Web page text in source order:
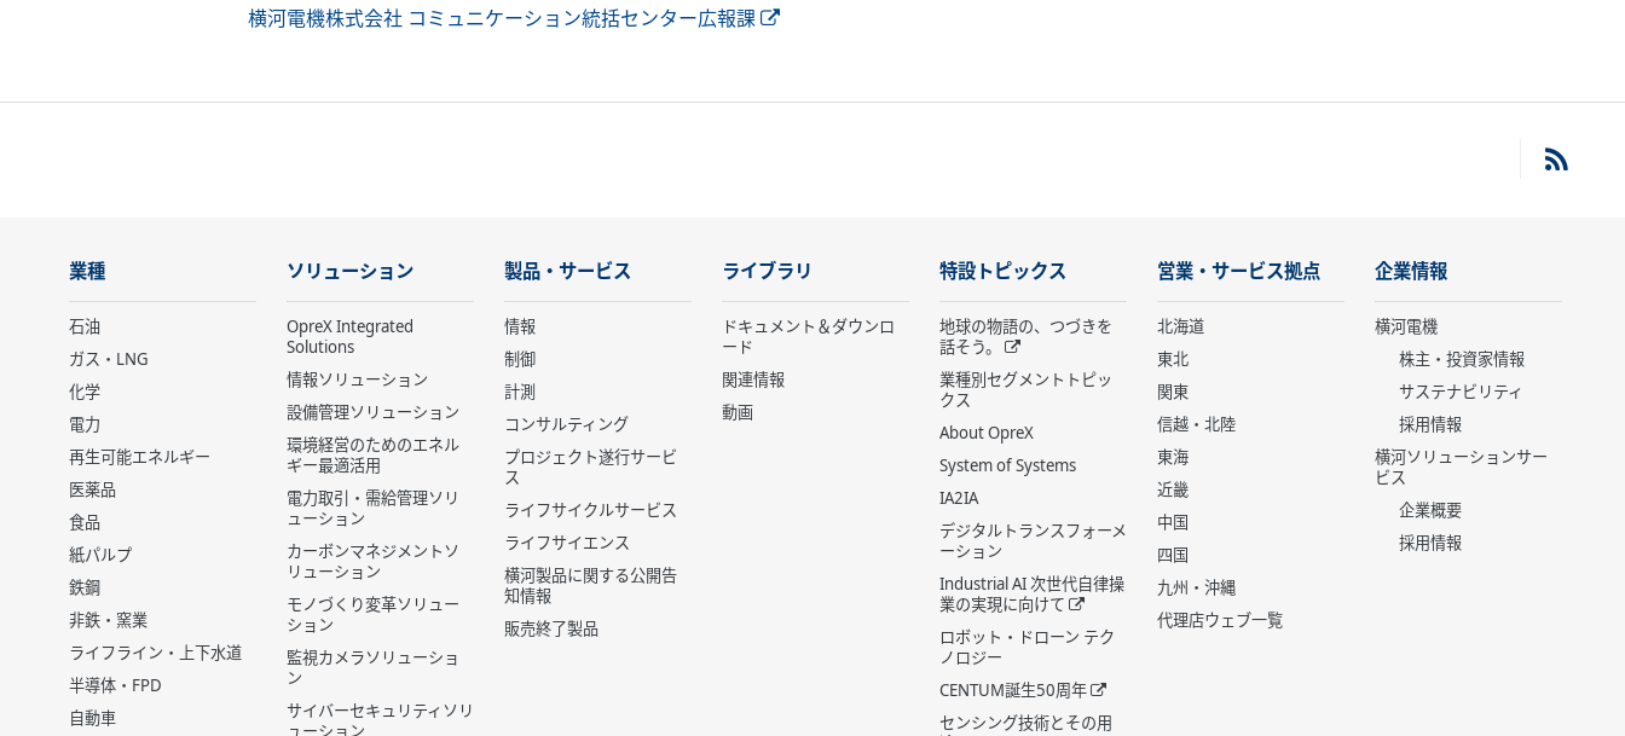
横河電機株式会社 コミュニケーション統括センター広報課
業種
石油
ガス・LNG
化学
電力
再生可能エネルギー
医薬品
食品
紙パルプ
鉄鋼
非鉄・窯業
ライフライン・上下水道
半導体・FPD
自動車
ソリューション
OpreX Integrated
Solutions
情報ソリューション
設備管理ソリューション
環境経営のためのエネル
ギー最適活用
電力取引・需給管理ソリ
ューション
カーボンマネジメントソ
リューション
モノづくり変革ソリュー
ション
監視カメラソリューショ
ン
サイバーセキュリティソリ
ューション
製品・サービス
情報
制御
計測
コンサルティング
プロジェクト遂行サービ
ス
ライフサイクルサービス
ライフサイエンス
横河製品に関する公開告
知情報
販売終了製品
ライブラリ
ドキュメント＆ダウンロ
ード
関連情報
動画
特設トピックス
地球の物語の、つづきを
話そう。
業種別セグメントトピッ
クス
About OpreX
System of Systems
IA2IA
デジタルトランスフォーメ
ーション
Industrial AI 次世代自律操
業の実現に向けて
ロボット・ドローン テク
ノロジー
CENTUM誕生50周年
センシング技術とその用
営業・サービス拠点
北海道
東北
関東
信越・北陸
東海
近畿
中国
四国
九州・沖縄
代理店ウェブ一覧
企業情報
横河電機
株主・投資家情報
サステナビリティ
採用情報
横河ソリューションサー
ビス
企業概要
採用情報